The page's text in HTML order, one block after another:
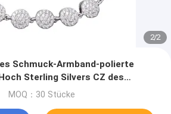
2/2
Schmuck-Armband-polierte
Sterling Silvers CZ des
MOQ：30 Stücke